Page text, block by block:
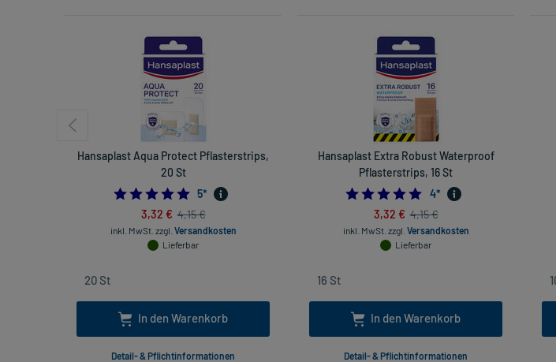
Hansaplast Aqua Protect Pflasterstrips,
20 St
5.0
5*
3,32 € 4,15 €
inkl. MwSt. zzgl. Versandkosten
Lieferbar
In den Warenkorb
Detail- & Pflichtinformationen
Hansaplast Extra Robust Waterproof
Pflasterstrips, 16 St
5.0
4*
3,32 € 4,15 €
inkl. MwSt. zzgl. Versandkosten
Lieferbar
In den Warenkorb
Detail- & Pflichtinformationen